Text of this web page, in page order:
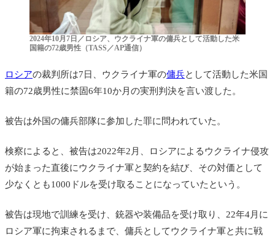
2024年10月7日／ロシア、ウクライナ軍の傭兵として活動した米
国籍の72歳男性（TASS／AP通信）
ロシアの裁判所は7日、 ウクライナ軍の傭兵として活動した米国
籍の72歳男性に禁固6年10か月の実刑判決を言い渡した。
被告は外国の傭兵部隊に参加した罪に問われていた。
検察によると、被告は2022年2月、ロシアによるウクライナ侵攻
が始まった直後にウクライナ軍と契約を結び、その対価として
少なくとも1000ドルを受け取ることになっていたという。
被告は現地で訓練を受け、銃器や装備品を受け取り、22年4月に
ロシア軍に拘束されるまで、傭兵としてウクライナ軍と共に戦